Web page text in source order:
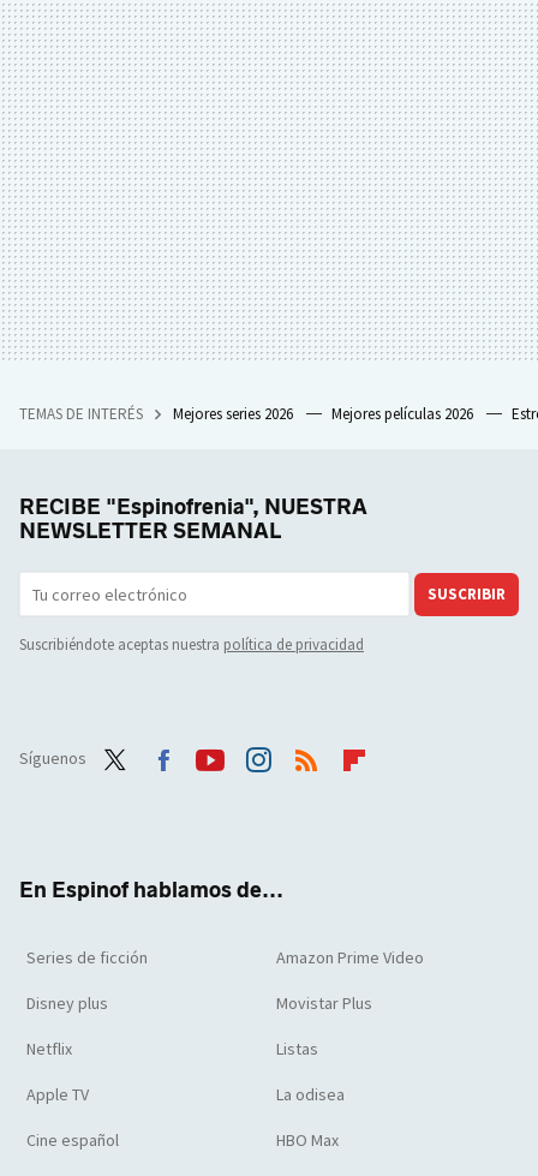
TEMAS DE INTERÉS Mejores series 2026 Mejores películas 2026
RECIBE "Espinofrenia", NUESTRA
NEWSLETTER SEMANAL
SUSCRIBIR
Suscribiéndote aceptas nuestra política de privacidad
Síguenos
En Espinof hablamos de...
Series de ficción Amazon Prime Video
Disney plus Movistar Plus
Netflix Listas
Apple TV La odisea
Cine español HBO Max